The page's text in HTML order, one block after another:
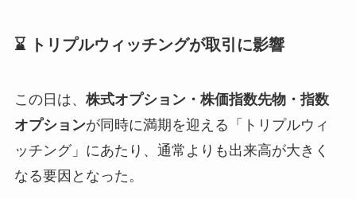
⌛ トリプルウィッチングが取引に影響
この日は、 株式オプション・株価指数先物・指数
オプションが同時に満期を迎える「トリプルウィ
ッチング」にあたり、通常よりも出来高が大きく
なる要因となった。